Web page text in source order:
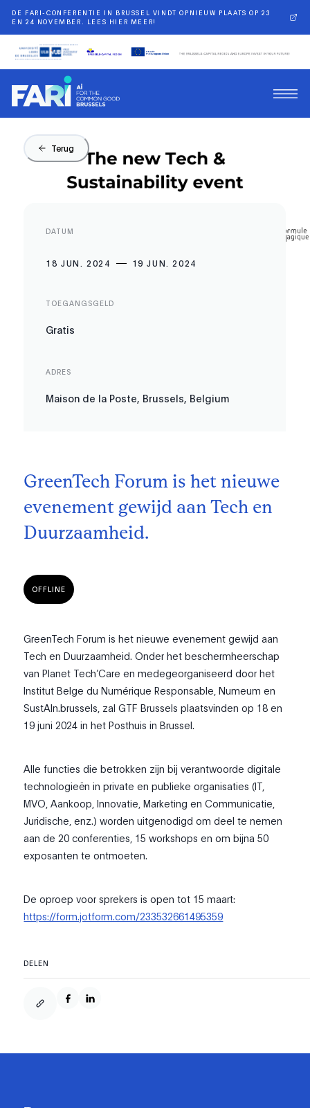
DE FARI-CONFERENTIE IN BRUSSEL VINDT OPNIEUW PLAATS OP 23
EN 24 NOVEMBER. LEES HIER MEER!
Terug
DATUM
18 JUN. 2024 19 JUN. 2024
TOEGANGSGELD
Gratis
ADRES
Maison de la Poste, Brussels, Belgium
GreenTech Forum is het nieuwe
evenement gewijd aan Tech en
Duurzaamheid.
OFFLINE
GreenTech Forum is het nieuwe evenement gewijd aan
Tech en Duurzaamheid. Onder het beschermheerschap
van Planet Tech’Care en medegeorganiseerd door het
Institut Belge du Numérique Responsable, Numeum en
SustAIn.brussels, zal GTF Brussels plaatsvinden op 18 en
19 juni 2024 in het Posthuis in Brussel.
Alle functies die betrokken zijn bij verantwoorde digitale
technologieën in private en publieke organisaties (IT,
MVO, Aankoop, Innovatie, Marketing en Communicatie,
Juridische, enz.) worden uitgenodigd om deel te nemen
aan de 20 conferenties, 15 workshops en om bijna 50
exposanten te ontmoeten.
De oproep voor sprekers is open tot 15 maart:
https://form.jotform.com/233532661495359
DELEN